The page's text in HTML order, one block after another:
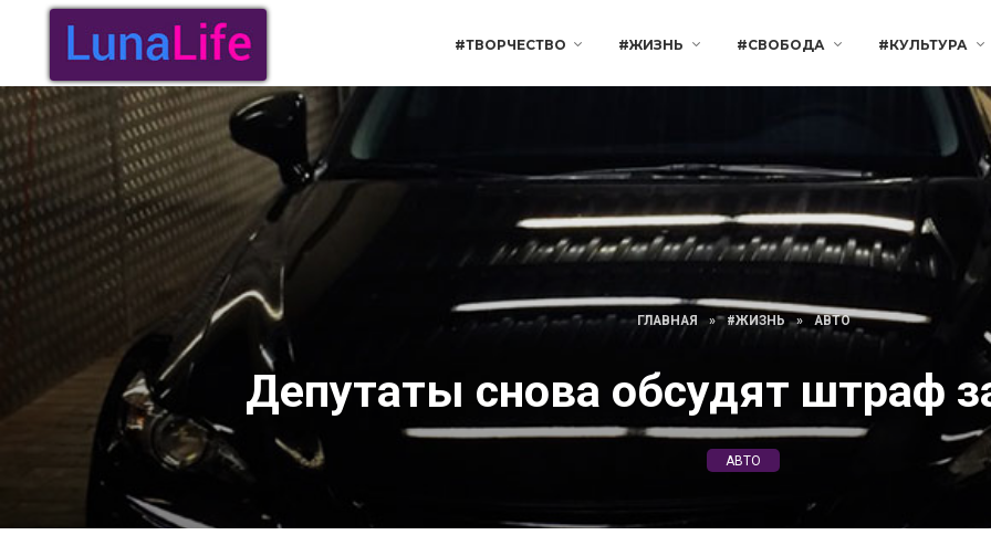
Перейти
содержанию
#ТВОРЧЕСТВО #ЖИЗНЬ #СВОБОДА #КУЛЬТУРА
ГЛАВНАЯ » #ЖИЗНЬ » АВТО
Депутаты снова обсудят штраф
АВТО